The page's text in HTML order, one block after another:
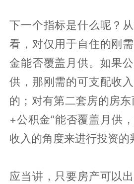
下一个指标是什么呢？
看，对仅用于自住的刚
金能否覆盖月供。如果
供，那刚需的可支配收
的；对有第二套房的房
+公积金”能否覆盖月供
收入的角度来进行投资的
应当讲，只要房产可以